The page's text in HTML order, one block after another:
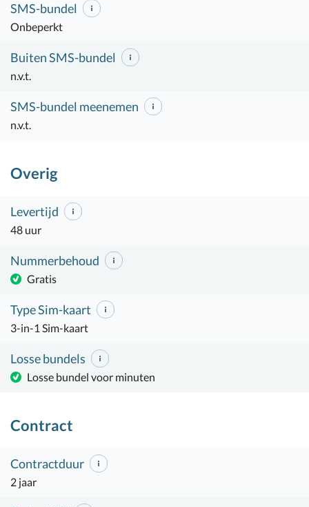
SMS-bundel
Onbeperkt
Buiten SMS-bundel
n.v.t.
SMS-bundel meenemen
n.v.t.
Overig
Levertijd
48 uur
Nummerbehoud
Gratis
Type Sim-kaart
3-in-1 Sim-kaart
Losse bundels
Losse bundel voor minuten
Contract
Contractduur
2 jaar